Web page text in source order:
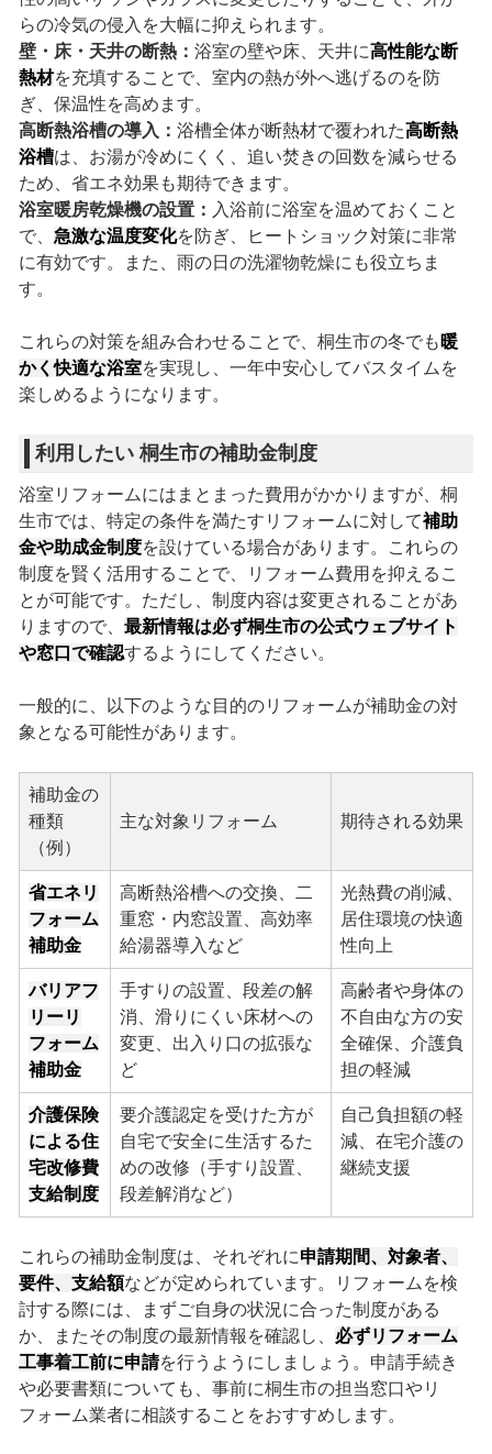
らの冷気の侵入を大幅に抑えられます。
壁・床・天井の断熱： 浴室の壁や床、天井に高性能な断
熱材を充填することで、室内の熱が外へ逃げるのを防
ぎ、保温性を高めます。
高断熱浴槽の導入： 浴槽全体が断熱材で覆われた高断熱
浴槽は、お湯が冷めにくく、追い焚きの回数を減らせる
ため、省エネ効果も期待できます。
浴室暖房乾燥機の設置： 入浴前に浴室を温めておくこと
で、 急激な温度変化を防ぎ、ヒートショック対策に非常
に有効です。また、雨の日の洗濯物乾燥にも役立ちま
す。
これらの対策を組み合わせることで、桐生市の冬でも 暖
かく快適な浴室を実現し、一年中安心してバスタイムを
楽しめるようになります。
利用したい 桐生市の補助金制度
浴室リフォームにはまとまった費用がかかりますが、桐
生市では、特定の条件を満たすリフォームに対して補助
金や助成金制度を設けている場合があります。これらの
制度を賢く活用することで、リフォーム費用を抑えるこ
とが可能です。ただし、制度内容は変更されることがあ
りますので、 最新情報は必ず桐生市の公式ウェブサイト
や窓口で確認するようにしてください。
一般的に、以下のような目的のリフォームが補助金の対
象となる可能性があります。
補助金の
種類
（例）
主な対象リフォーム 期待される効果
省エネリ
フォーム
補助金
高断熱浴槽への交換、二
重窓・内窓設置、高効率
給湯器導入など
光熱費の削減、
居住環境の快適
性向上
バリアフ
リーリ
フォーム
補助金
手すりの設置、段差の解
消、滑りにくい床材への
変更、出入り口の拡張な
ど
高齢者や身体の
不自由な方の安
全確保、介護負
担の軽減
介護保険
による住
宅改修費
支給制度
要介護認定を受けた方が
自宅で安全に生活するた
めの改修（手すり設置、
段差解消など）
自己負担額の軽
減、在宅介護の
継続支援
これらの補助金制度は、それぞれに申請期間、対象者、
要件、支給額などが定められています。リフォームを検
討する際には、まずご自身の状況に合った制度がある
か、またその制度の最新情報を確認し、 必ずリフォーム
工事着工前に申請を行うようにしましょう。申請手続き
や必要書類についても、事前に桐生市の担当窓口やリ
フォーム業者に相談することをおすすめします。